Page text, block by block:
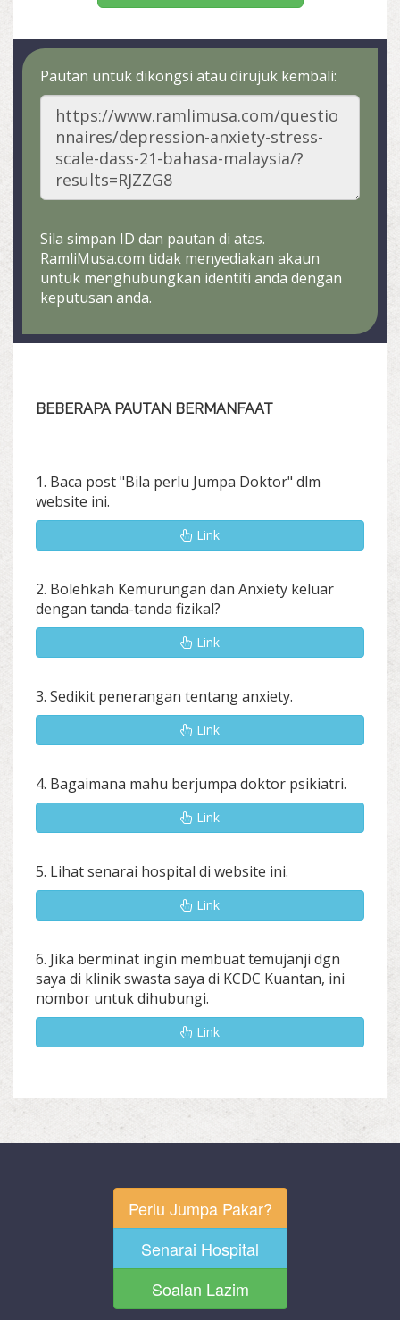
Pautan untuk dikongsi atau dirujuk kembali:
Sila simpan ID dan pautan di atas.
RamliMusa.com tidak menyediakan akaun
untuk menghubungkan identiti anda dengan
keputusan anda.
BEBERAPA PAUTAN BERMANFAAT
1. Baca post "Bila perlu Jumpa Doktor" dlm
website ini.
Link
2. Bolehkah Kemurungan dan Anxiety keluar
dengan tanda-tanda fizikal?
Link
3. Sedikit penerangan tentang anxiety.
Link
4. Bagaimana mahu berjumpa doktor psikiatri.
Link
5. Lihat senarai hospital di website ini.
Link
6. Jika berminat ingin membuat temujanji dgn
saya di klinik swasta saya di KCDC Kuantan, ini
nombor untuk dihubungi.
Link
Perlu Jumpa Pakar?
Senarai Hospital
Soalan Lazim